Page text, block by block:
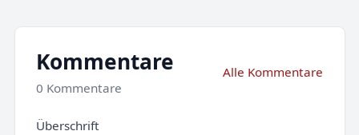
Kommentare
0 Kommentare
Alle Kommentare
Überschrift